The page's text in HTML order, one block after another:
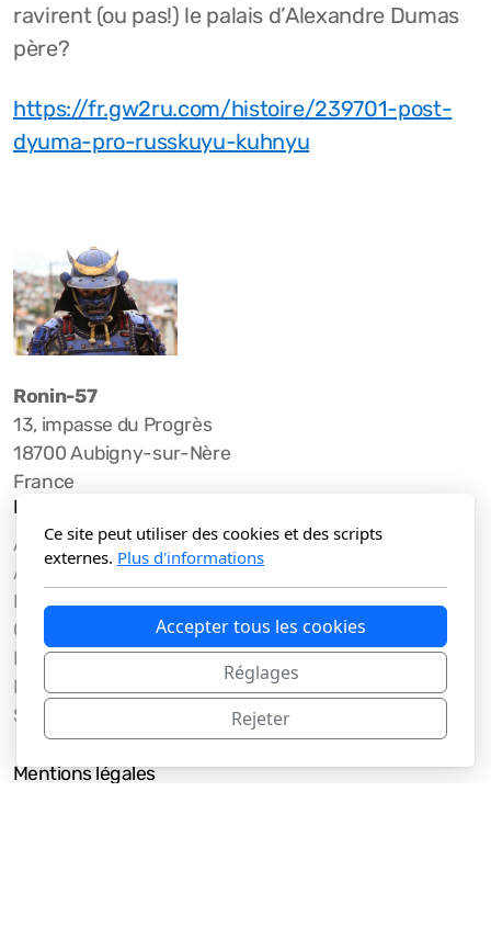
ravirent (ou pas!) le palais d’Alexandre Dumas
père?
https://fr.gw2ru.com/histoire/239701-post-
dyuma-pro-russkuyu-kuhnyu
Ronin-57
13, impasse du Progrès
18700 Aubigny-sur-Nère
France
Menu principal
Accueil
À propos du 57e Ronin
Billets
Contactez-moi
Liens externes
Recherche
Sci & Tech
Mentions légales
Ce site peut utiliser des cookies et des scripts
externes. Plus d'informations
Accepter tous les cookies
Réglages
Rejeter